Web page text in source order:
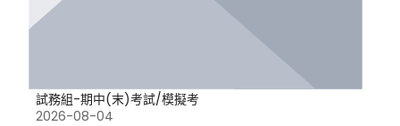
試務組-期中(末)考試/模擬考
2026-08-04